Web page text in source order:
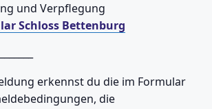
und Verpflegung
Schloss Bettenburg
erkennst du die im Formular
die